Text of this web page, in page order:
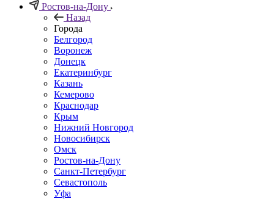
Ростов-на-Дону
Назад
Города
Белгород
Воронеж
Донецк
Екатеринбург
Казань
Кемерово
Краснодар
Крым
Нижний Новгород
Новосибирск
Омск
Ростов-на-Дону
Санкт-Петербург
Севастополь
Уфа